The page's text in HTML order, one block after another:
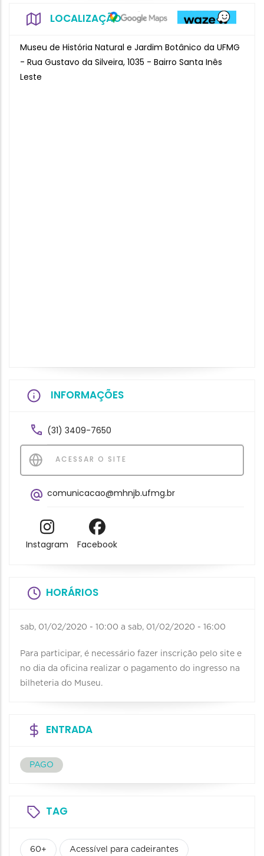
LOCALIZAÇÃO
Museu de História Natural e Jardim Botânico da UFMG
- Rua Gustavo da Silveira, 1035 - Bairro Santa Inês
Leste
INFORMAÇÕES
(31) 3409-7650
ACESSAR O SITE
comunicacao@mhnjb.ufmg.br
Instagram Facebook
HORÁRIOS
sab, 01/02/2020 - 10:00 a sab, 01/02/2020 - 16:00
Para participar, é necessário fazer inscrição pelo site e
no dia da oficina realizar o pagamento do ingresso na
bilheteria do Museu.
ENTRADA
PAGO
TAG
60+ Acessível para cadeirantes